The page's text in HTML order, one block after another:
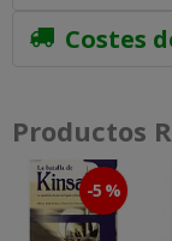
Costes
Productos
-5 %